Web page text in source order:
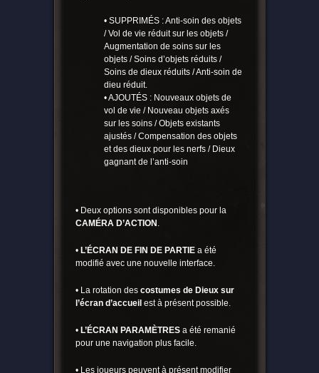
• SUPPRIMÉS : Anti-soin des objets
/ Vol de vie réduit sur les objets /
Augmentation de soins sur les
objets / Soins d’objets réduits /
Soins de dieux réduits / Anti-soin de
dieu réduit.
• AJOUTÉS : Nouveaux objets de
vol de vie / Nouveau objets axés
sur les soins / Objets existants
ajustés / Compensation des objets
et des dieux pour les nerfs / Dieux
gagnant de l’anti-soin
• Deux options sont disponibles pour la
CAMÉRA D’ACTION.
• L’ÉCRAN DE FIN DE PARTIEa été
modifié avec une nouvelle interface.
• La rotation des costumes de Dieux sur
l’écran d’accueilest à présent possible.
• L’ÉCRAN PARAMÈTRESa été remanié
pour une navigation plus facile.
• Les joueurs peuvent à présent modifier